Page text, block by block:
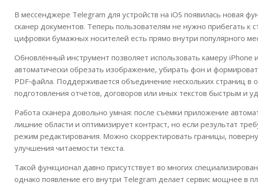
В мессенджере Telegram для устройств на iOS появилась новая
сканер документов. Теперь пользователям не нужно прибегать
цифровки бумажных носителей есть прямо внутри популярного
Обновлённый инструмент позволяет использовать камеру iPhone
автоматически обрезать изображение, убирать фон и
PDF‑файла. Поддерживается объединение нескольких страниц в
подготовления отчётов, договоров или иных текстов быстрым и
Работа сканера довольно умная: после съёмки приложение
лишние области и оптимизирует контраст, но если результат
режим редактирования. Можно скорректировать границы,
улучшения читаемости текста.
Такой функционал давно присутствует во многих
однако появление его внутри Telegram делает сервис мощнее в